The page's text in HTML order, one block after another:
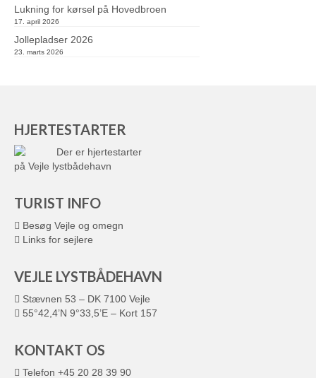
Lukning for kørsel på Hovedbroen
17. april 2026
Jollepladser 2026
23. marts 2026
HJERTESTARTER
Der er hjertestarter
på Vejle lystbådehavn
TURIST INFO
Besøg Vejle og omegn
Links for sejlere
VEJLE LYSTBÅDEHAVN
Stævnen 53 – DK 7100 Vejle
55°42,4’N 9°33,5’E – Kort 157
KONTAKT OS
Telefon +45 20 28 39 90